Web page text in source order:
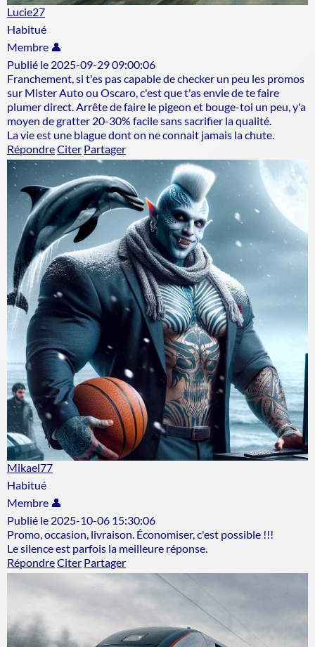
Lucie27
Habitué
Membre 👤
Publié le 2025-09-29 09:00:06
Franchement, si t'es pas capable de checker un peu les promos
sur Mister Auto ou Oscaro, c'est que t'as envie de te faire
plumer direct. Arrête de faire le pigeon et bouge-toi un peu, y'a
moyen de gratter 20-30% facile sans sacrifier la qualité.
La vie est une blague dont on ne connait jamais la chute.
RépondreCiter Partager
Mikael77
Habitué
Membre 👤
Publié le 2025-10-06 15:30:06
Promo, occasion, livraison. Économiser, c'est possible !!!
Le silence est parfois la meilleure réponse.
RépondreCiter Partager